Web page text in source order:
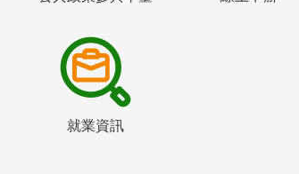
就業資訊